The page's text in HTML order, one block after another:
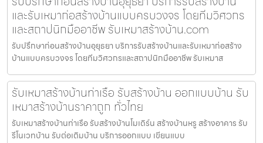
และรับเหมาก่อสร้างบ้านแบบครบวงจร โดยทีมวิศวกร
และสถาปนิกมืออาชีพ รับเหมาสร้างบ้าน.com
รับปรึกษาก่อนสร้างบ้านอุยุธยา บริการรับสร้างบ้านและรับเหมาก่อสร้าง
บ้านแบบครบวงจร โดยทีมวิศวกรและสถาปนิกมืออาชีพ รับเหมาส
รับเหมาสร้างบ้านท่าเรือ รับสร้างบ้าน ออกแบบบ้าน รับ
เหมาสร้างบ้านราคาถูก ทั่วไทย
รับเหมาสร้างบ้านท่าเรือ รับสร้างบ้านโมเดิร์น สร้างบ้านหรู สร้างอาคาร รับ
รีโนเวทบ้าน รับต่อเติมบ้าน บริการออกแบบ เขียนแบบ